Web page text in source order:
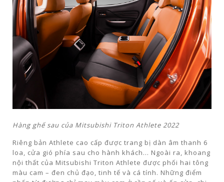
Hàng ghế sau của Mitsubishi Triton Athlete 2022
Riêng bản Athlete cao cấp được trang bị dàn âm thanh 6
loa, cửa gió phía sau cho hành khách… Ngoài ra, khoang
nội thất của Mitsubishi Triton Athlete được phối hai tông
màu cam – đen chủ đạo, tinh tế và cá tính. Những điểm